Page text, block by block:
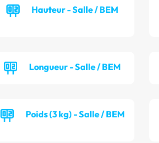
Hauteur - Salle / BEM
Longueur - Salle / BEM
Poids (3 kg) - Salle / BEM